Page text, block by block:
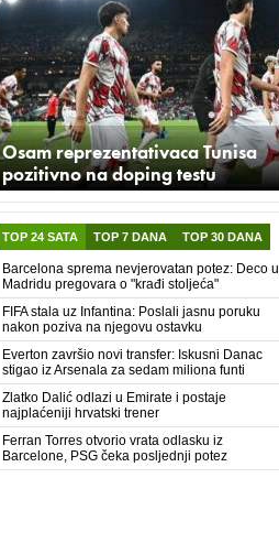
Osam reprezentativaca Tunisa
pozitivno na doping testu
TOP 24 SATA TOP 7 DANA TOP 30 DANA
Barcelona sprema nevjerovatan potez: Deco u
Madridu pregovara o "krađi stoljeća"
FIFA stala uz Infantina: Poslali jasnu poruku
nakon poziva na njegovu ostavku
Everton završio novi transfer: Iskusni Danac
stigao iz Arsenala za sedam miliona funti
Zlatko Dalić odlazi u Emirate i postaje
najplaćeniji hrvatski trener
Ferran Torres otvorio vrata odlasku iz
Barcelone, PSG čeka posljednji potez